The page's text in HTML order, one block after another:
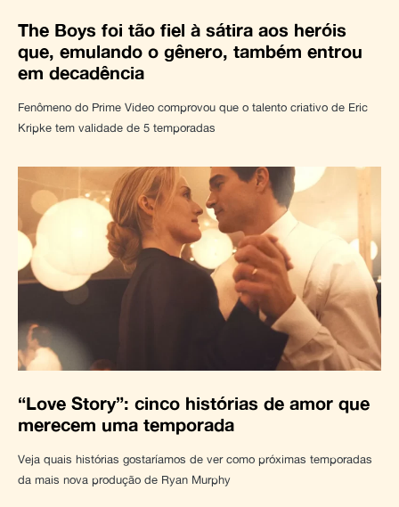
The Boys foi tão fiel à sátira aos heróis
que, emulando o gênero, também entrou
em decadência
Fenômeno do Prime Video comprovou que o talento criativo de Eric
Kripke tem validade de 5 temporadas
“Love Story”: cinco histórias de amor que
merecem uma temporada
Veja quais histórias gostaríamos de ver como próximas temporadas
da mais nova produção de Ryan Murphy